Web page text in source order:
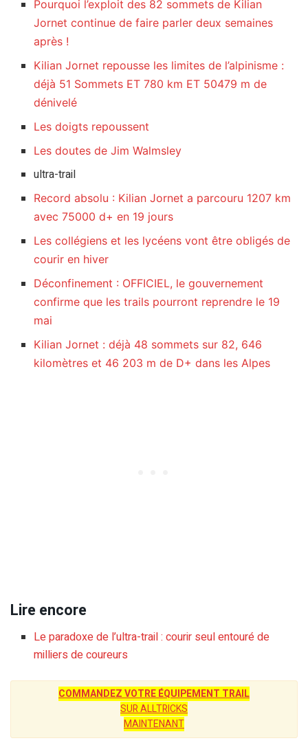
Pourquoi l’exploit des 82 sommets de Kilian
Jornet continue de faire parler deux semaines
après !
Kilian Jornet repousse les limites de l’alpinisme :
déjà 51 Sommets ET 780 km ET 50479 m de
dénivelé
Les doigts repoussent
Les doutes de Jim Walmsley
ultra-trail
Record absolu : Kilian Jornet a parcouru 1207 km
avec 75000 d+ en 19 jours
Les collégiens et les lycéens vont être obligés de
courir en hiver
Déconfinement : OFFICIEL, le gouvernement
confirme que les trails pourront reprendre le 19
mai
Kilian Jornet : déjà 48 sommets sur 82, 646
kilomètres et 46 203 m de D+ dans les Alpes
Lire encore
Le paradoxe de l’ultra-trail : courir seul entouré de
milliers de coureurs
COMMANDEZ VOTRE ÉQUIPEMENT TRAIL
SUR ALLTRICKS
MAINTENANT